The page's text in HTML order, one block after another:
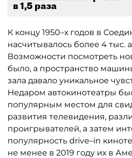
в 1,5 раза
К концу 1950–х годов в
насчитывалось более 4 тыс.
Возможности посмотреть
было, а пространство
зала давало уникальное
Недаром автокинотеатры
популярным местом для
развития телевидения,
проигрывателей, а затем
популярность drive–in
не менее в 2019 году их в